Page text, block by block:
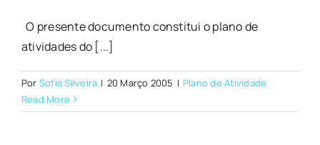
O presente documento constitui o plano de
atividades do [...]
Por Sofia Silveira | 20 Março 2005 | Plano de Atividade
Read More